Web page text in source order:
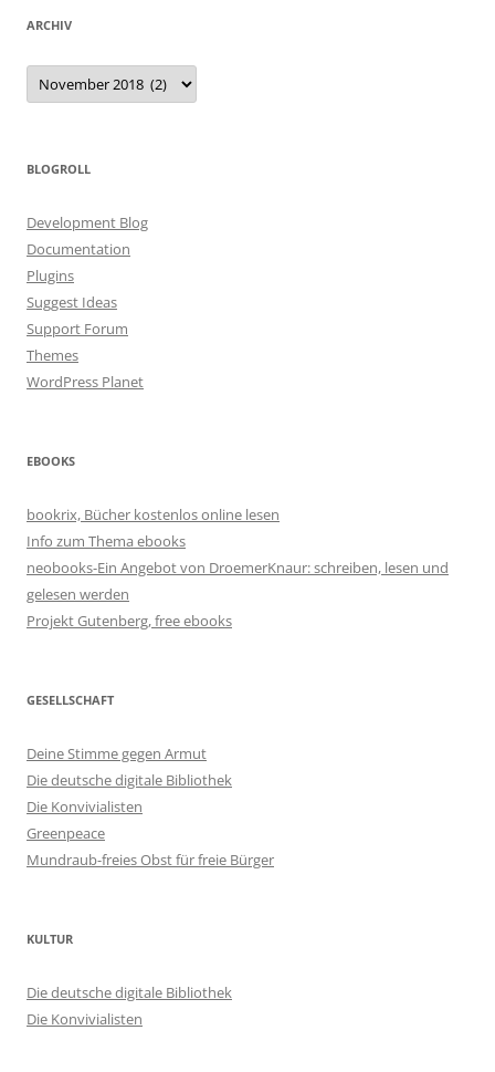
ARCHIV
Archiv
BLOGROLL
Development Blog
Documentation
Plugins
Suggest Ideas
Support Forum
Themes
WordPress Planet
EBOOKS
bookrix, Bücher kostenlos online lesen
Info zum Thema ebooks
neobooks-Ein Angebot von DroemerKnaur: schreiben, lesen und
gelesen werden
Projekt Gutenberg, free ebooks
GESELLSCHAFT
Deine Stimme gegen Armut
Die deutsche digitale Bibliothek
Die Konvivialisten
Greenpeace
Mundraub-freies Obst für freie Bürger
KULTUR
Die deutsche digitale Bibliothek
Die Konvivialisten